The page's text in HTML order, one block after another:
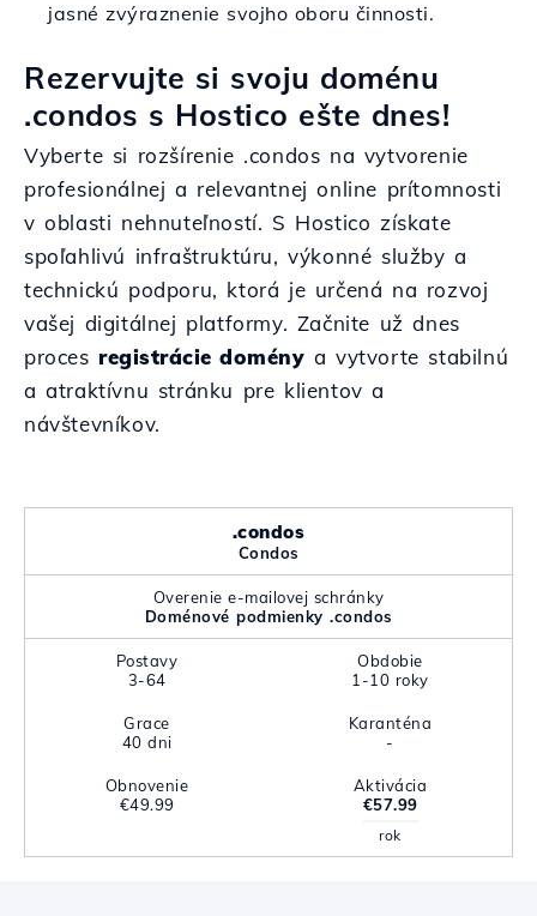
jasné zvýraznenie svojho oboru činnosti.
Rezervujte si svoju doménu
.condos s Hostico ešte dnes!
Vyberte si rozšírenie .condos na vytvorenie
profesionálnej a relevantnej online prítomnosti
v oblasti nehnuteľností. S Hostico získate
spoľahlivú infraštruktúru, výkonné služby a
technickú podporu, ktorá je určená na rozvoj
vašej digitálnej platformy. Začnite už dnes
procesregistrácie domény a vytvorte stabilnú
a atraktívnu stránku pre klientov a
návštevníkov.
.condos
Condos
Overenie e-mailovej schránky
Doménové podmienky .condos
Postavy
3-64
Obdobie
1-10 roky
Grace
40 dni
Karanténa
-
Obnovenie
€49.99
Aktivácia
€57.99
rok